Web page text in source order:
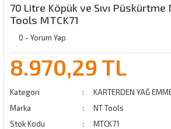
70 Litre Köpük ve Sıvı Püskürtme
Tools MTCK71
0 - Yorum Yap
8.970,29 TL
Kategori
KARTERDEN YAĞ
Marka
NT Tools
Stok Kodu
MTCK71